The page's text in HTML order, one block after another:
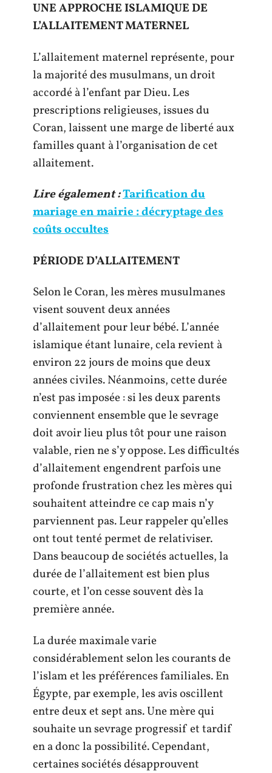
UNE APPROCHE ISLAMIQUE DE
L’ALLAITEMENT MATERNEL
L’allaitement maternel représente, pour
la majorité des musulmans, un droit
accordé à l’enfant par Dieu. Les
prescriptions religieuses, issues du
Coran, laissent une marge de liberté aux
familles quant à l’organisation de cet
allaitement.
Lire également :Tarification du
mariage en mairie : décryptage des
coûts occultes
PÉRIODE D’ALLAITEMENT
Selon le Coran, les mères musulmanes
visent souvent deux années
d’allaitement pour leur bébé. L’année
islamique étant lunaire, cela revient à
environ 22 jours de moins que deux
années civiles. Néanmoins, cette durée
n’est pas imposée : si les deux parents
conviennent ensemble que le sevrage
doit avoir lieu plus tôt pour une raison
valable, rien ne s’y oppose. Les difficultés
d’allaitement engendrent parfois une
profonde frustration chez les mères qui
souhaitent atteindre ce cap mais n’y
parviennent pas. Leur rappeler qu’elles
ont tout tenté permet de relativiser.
Dans beaucoup de sociétés actuelles, la
durée de l’allaitement est bien plus
courte, et l’on cesse souvent dès la
première année.
La durée maximale varie
considérablement selon les courants de
l’islam et les préférences familiales. En
Égypte, par exemple, les avis oscillent
entre deux et sept ans. Une mère qui
souhaite un sevrage progressif et tardif
en a donc la possibilité. Cependant,
certaines sociétés désapprouvent